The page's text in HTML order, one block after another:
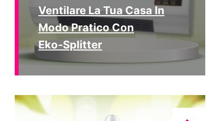
Ventilare La Tua Casa In
Modo Pratico Con
Eko‑Splitter